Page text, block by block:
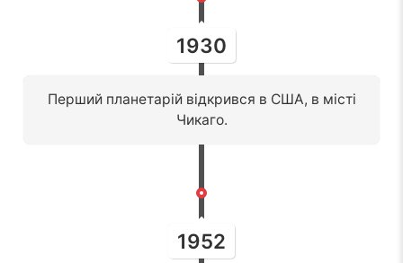
1930
Перший планетарій відкрився в США, в місті
Чикаго.
1952